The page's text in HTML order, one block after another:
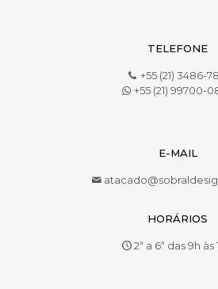
TELEFONE
+55 (21) 3486-
+55 (21) 99700-
E-MAIL
HORÁRIOS
2ª a 6ª das 9h às